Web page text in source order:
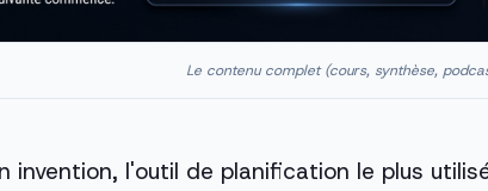
Le contenu complet (cours, synthèse,
invention, l'outil de planification le plus